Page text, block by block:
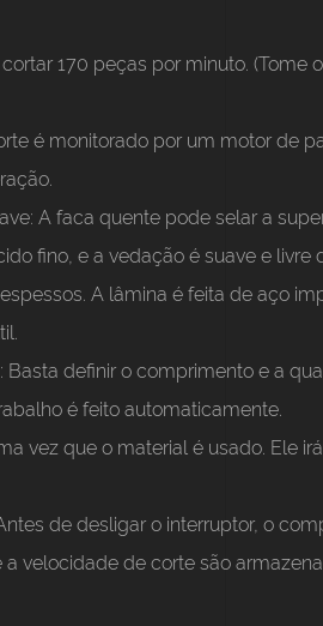
170 peças por minuto. (Tome
é monitorado por um motor de
A faca quente pode selar a
fino, e a vedação é suave e livre
A lâmina é feita de aço
Basta definir o comprimento e a
é feito automaticamente.
vez que o material é usado. Ele
de desligar o interruptor, o
velocidade de corte são